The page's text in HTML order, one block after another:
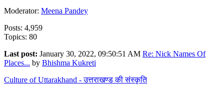
Moderator: Meena Pandey
Posts: 4,959
Topics: 80
Last post: January 30, 2022, 09:50:51 AM Re: Nick Names Of
Places... by Bhishma Kukreti
Culture of Uttarakhand - उत्तराखण्ड की संस्कृति